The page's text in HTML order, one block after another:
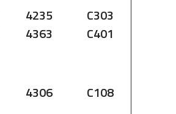
4235
C303
4363
C401
4306
C108